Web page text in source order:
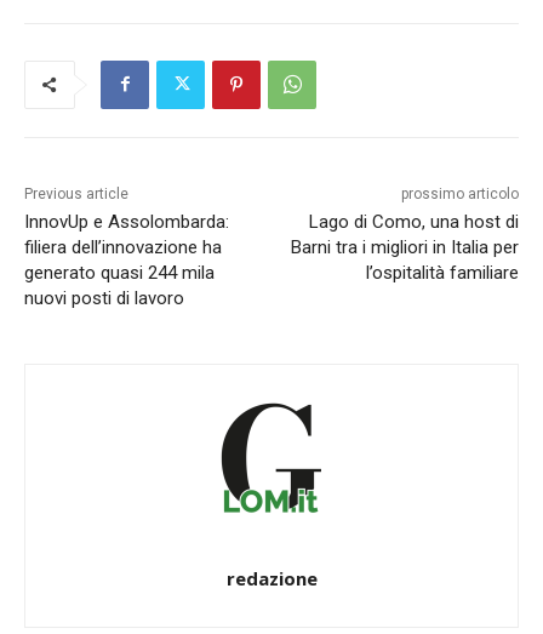
Previous article
InnovUp e Assolombarda:
filiera dell’innovazione ha
generato quasi 244 mila
nuovi posti di lavoro
prossimo articolo
Lago di Como, una host di
Barni tra i migliori in Italia per
l’ospitalità familiare
redazione